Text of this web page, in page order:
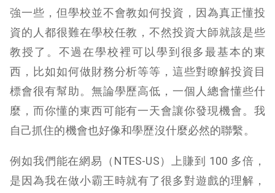
強一些，但學校並不會教如何投資，因為真正懂投
資的人都很難在學校任教，不然投資大師就該是些
教授了。不過在學校裡可以學到很多最基本的東
西，比如如何做財務分析等等，這些對瞭解投資目
標會很有幫助。無論學歷高低，一個人總會懂些什
麼，而你懂的東西可能有一天會讓你發現機會。我
自己抓住的機會也好像和學歷沒什麼必然的聯繫。
例如我們能在網易（NTES-US）上賺到 100 多倍，
是因為我在做小霸王時就有了很多對遊戲的理解，